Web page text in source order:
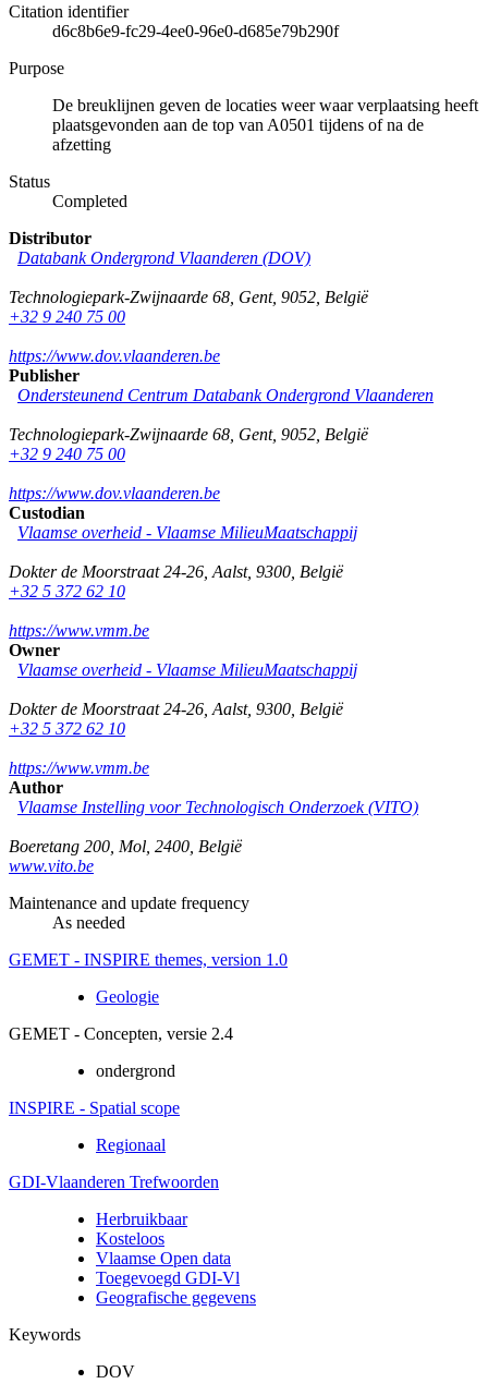
Citation identifier
d6c8b6e9-fc29-4ee0-96e0-d685e79b290f
Purpose
De breuklijnen geven de locaties weer waar verplaatsing heeft
plaatsgevonden aan de top van A0501 tijdens of na de
afzetting
Status
Completed
Distributor
Databank Ondergrond Vlaanderen (DOV)
Technologiepark-Zwijnaarde 68 Gent, 9052 België
+32 9 240 75 00
https://www.dov.vlaanderen.be
Publisher
Ondersteunend Centrum Databank Ondergrond Vlaanderen
Technologiepark-Zwijnaarde 68 Gent, 9052 België
+32 9 240 75 00
https://www.dov.vlaanderen.be
Custodian
Vlaamse overheid - Vlaamse MilieuMaatschappij
Dokter de Moorstraat 24-26 Aalst, 9300 België
+32 5 372 62 10
https://www.vmm.be
Owner
Vlaamse overheid - Vlaamse MilieuMaatschappij
Dokter de Moorstraat 24-26 Aalst, 9300 België
+32 5 372 62 10
https://www.vmm.be
Author
Vlaamse Instelling voor Technologisch Onderzoek (VITO)
Boeretang 200 Mol 2400 België
www.vito.be
Maintenance and update frequency
As needed
GEMET - INSPIRE themes, version 1.0
Geologie
GEMET - Concepten, versie 2.4
ondergrond
INSPIRE - Spatial scope
Regionaal
GDI-Vlaanderen Trefwoorden
Herbruikbaar
Kosteloos
Vlaamse Open data
Toegevoegd GDI-Vl
Geografische gegevens
Keywords
DOV